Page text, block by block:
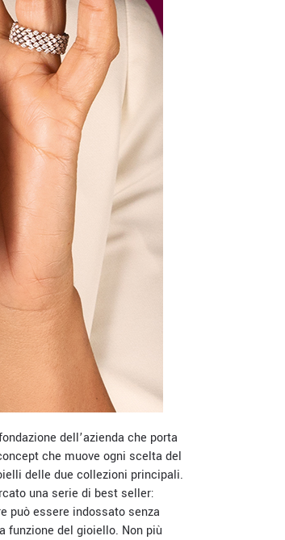
dell’azienda che porta
che muove ogni scelta del
delle due collezioni principali.
una serie di best seller:
può essere indossato senza
funzione del gioiello. Non più